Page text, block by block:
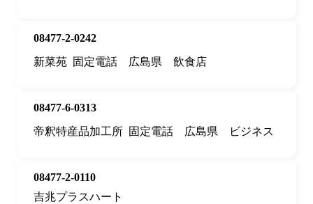
08477-2-0242
新菜苑 固定電話 広島県 飲食店
08477-6-0313
帝釈特産品加工所 固定電話 広島県 ビジネス
08477-2-0110
吉兆プラスハート